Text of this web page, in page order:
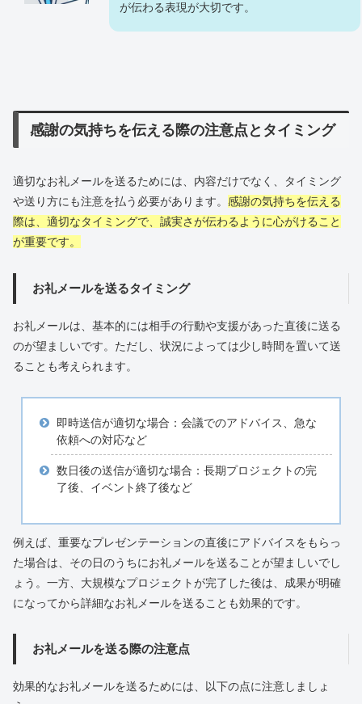
が伝わる表現が大切です。
感謝の気持ちを伝える際の注意点とタイミング
適切なお礼メールを送るためには、内容だけでなく、タイミング
や送り方にも注意を払う必要があります。 感謝の気持ちを伝える
際は、適切なタイミングで、誠実さが伝わるように心がけること
が重要です。
お礼メールを送るタイミング
お礼メールは、基本的には相手の行動や支援があった直後に送る
のが望ましいです。ただし、状況によっては少し時間を置いて送
ることも考えられます。
即時送信が適切な場合：会議でのアドバイス、急な
依頼への対応など
数日後の送信が適切な場合：長期プロジェクトの完
了後、イベント終了後など
例えば、重要なプレゼンテーションの直後にアドバイスをもらっ
た場合は、その日のうちにお礼メールを送ることが望ましいでし
ょう。一方、大規模なプロジェクトが完了した後は、成果が明確
になってから詳細なお礼メールを送ることも効果的です。
お礼メールを送る際の注意点
効果的なお礼メールを送るためには、以下の点に注意しましょ